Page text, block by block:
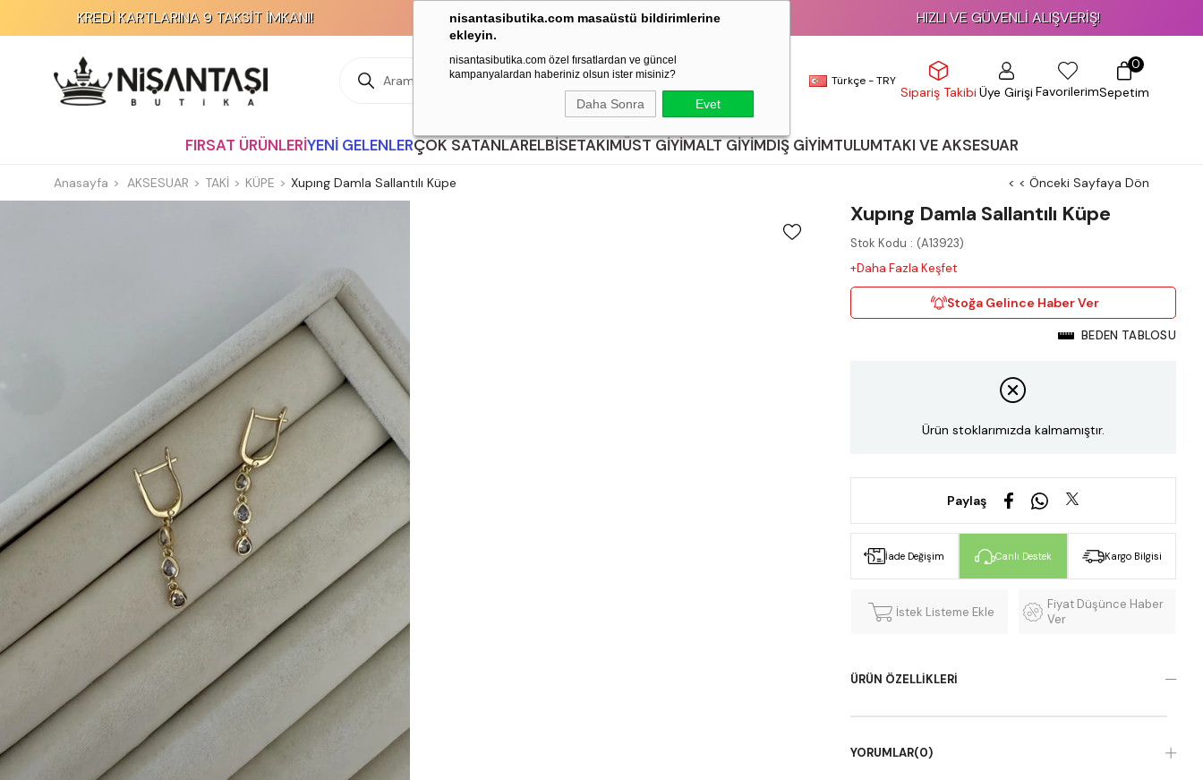
nisantasibutika.com masaüstü bildirimlerine
ekleyin.
nisantasibutika.com özel fırsatlardan ve güncel
kampanyalardan haberiniz olsun ister misiniz?
Daha Sonra Evet
KREDİ KARTLARINA 9 TAKSİT İMKANI! KAPIDA ÖDEME İMKANI! HIZLI VE GÜVENLİ ALIŞVERİŞ!
Türkçe - TRY
Sipariş TakibiÜye GirişiFavorilerimSepetim
0
FIRSAT ÜRÜNLERİYENİ GELENLERÇOK SATANLARELBİSETAKIMÜST GİYİMALT GİYİMDIŞ GİYİMTULUMTAKI VE AKSESUAR
Anasayfa AKSESUAR TAKİ KÜPE Xupıng Damla Sallantılı Küpe < < Önceki Sayfaya Dön
Xupıng Damla Sallantılı Küpe
Stok Kodu
(A13923)
+Daha Fazla Keşfet
Stoğa Gelince Haber Ver
BEDEN TABLOSU
Ürün stoklarımızda kalmamıştır.
Paylaş
İade Değişim Canlı Destek Kargo Bilgisi
İstek Listeme Ekle
Fiyat Düşünce Haber
Ver
ÜRÜN ÖZELLIKLERI
YORUMLAR(0)